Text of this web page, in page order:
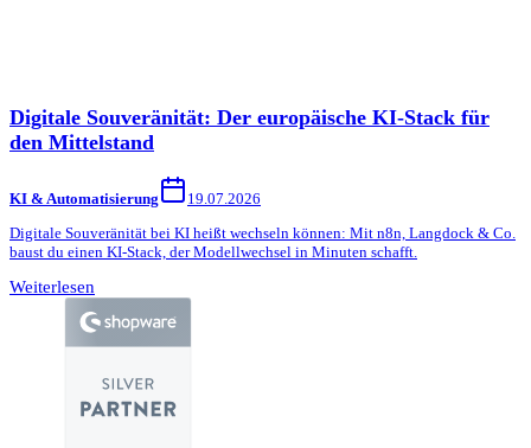
Digitale Souveränität: Der europäische KI-Stack für
den Mittelstand
KI & Automatisierung
19.07.2026
Digitale Souveränität bei KI heißt wechseln können: Mit n8n, Langdock & Co.
baust du einen KI-Stack, der Modellwechsel in Minuten schafft.
Weiterlesen